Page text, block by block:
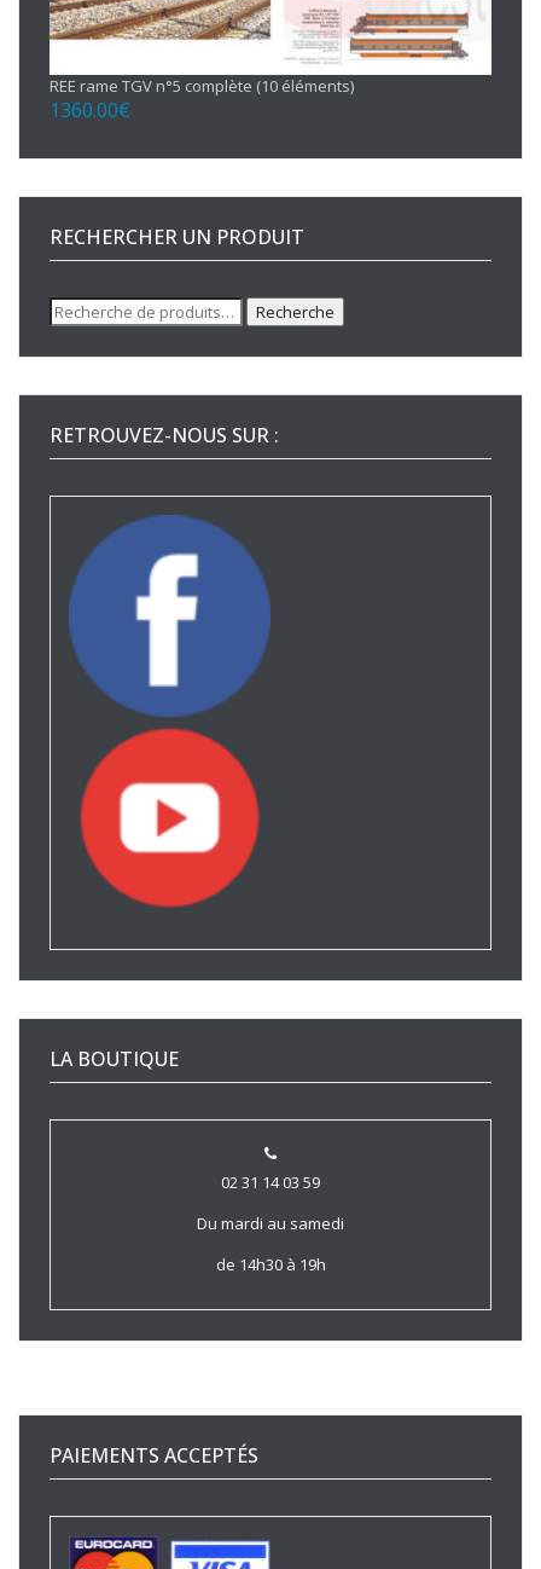
REE rame TGV n°5 complète (10 éléments)
1360.00€
RECHERCHER UN PRODUIT
Recherche
pour :
Recherche
RETROUVEZ-NOUS SUR :
LA BOUTIQUE
02 31 14 03 59
Du mardi au samedi
de 14h30 à 19h
PAIEMENTS ACCEPTÉS